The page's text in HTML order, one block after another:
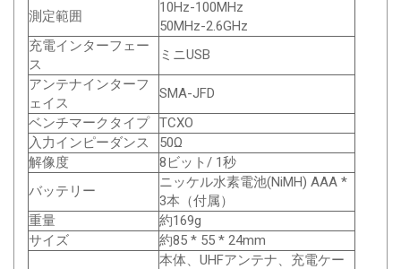
測定範囲
10Hz-100MHz
50MHz-2.6GHz
充電インターフェー
ス
ミニUSB
アンテナインターフ
ェイス
SMA-JFD
ベンチマークタイプ
TCXO
入力インピーダンス
50Ω
解像度
8ビット/ 1秒
バッテリー
ニッケル水素電池(NiMH) AAA *
3本（付属）
重量
約169g
サイズ
約85 * 55 * 24mm
本体、UHFアンテナ、充電ケー